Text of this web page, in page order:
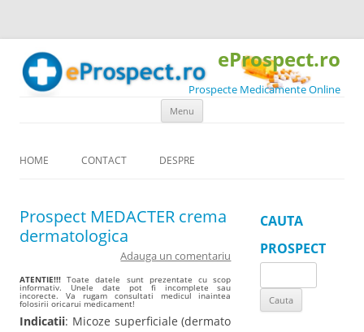
eProspect.ro
Prospecte Medicamente Online
Menu
HOME CONTACT DESPRE
Prospect MEDACTER crema
dermatologica
Adauga un comentariu
ATENTIE!!! Toate datele sunt prezentate cu scop
informativ. Unele date pot fi incomplete sau
incorecte. Va rugam consultati medicul inaintea
folosirii oricarui medicament!
Indicatii: Micoze superficiale (dermato
CAUTA
PROSPECT
for: